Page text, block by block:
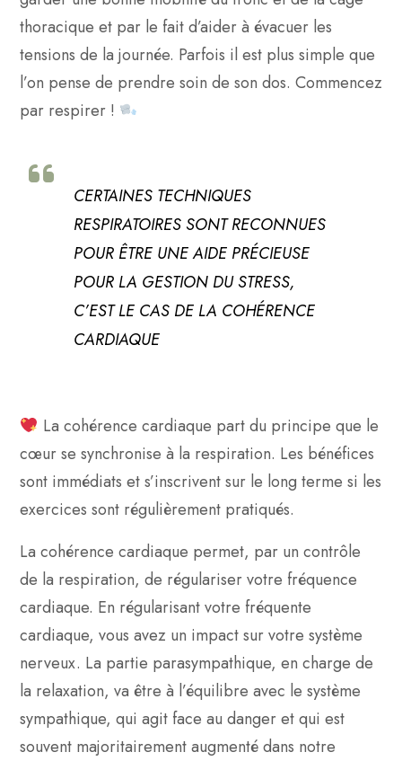
thoracique et par le fait d’aider à évacuer les
tensions de la journée. Parfois il est plus simple que
l’on pense de prendre soin de son dos. Commencez
par respirer !
CERTAINES TECHNIQUES
RESPIRATOIRES SONT RECONNUES
POUR ÊTRE UNE AIDE PRÉCIEUSE
POUR LA GESTION DU STRESS,
C’EST LE CAS DE LA COHÉRENCE
CARDIAQUE
La cohérence cardiaque part du principe que le
cœur se synchronise à la respiration. Les bénéfices
sont immédiats et s’inscrivent sur le long terme si les
exercices sont régulièrement pratiqués.
La cohérence cardiaque permet, par un contrôle
de la respiration, de régulariser votre fréquence
cardiaque. En régularisant votre fréquente
cardiaque, vous avez un impact sur votre système
nerveux. La partie parasympathique, en charge de
la relaxation, va être à l’équilibre avec le système
sympathique, qui agit face au danger et qui est
souvent majoritairement augmenté dans notre